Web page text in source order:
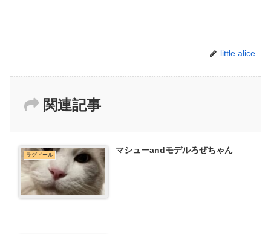
little alice
関連記事
ラグドール マシューandモデルろぜちゃん